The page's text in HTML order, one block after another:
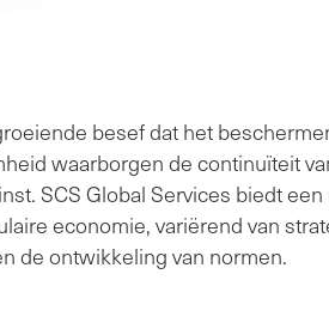
besef dat het
waarborgen de continuïteit
SCS Global Services biedt
economie, variërend van
de ontwikkeling van normen.